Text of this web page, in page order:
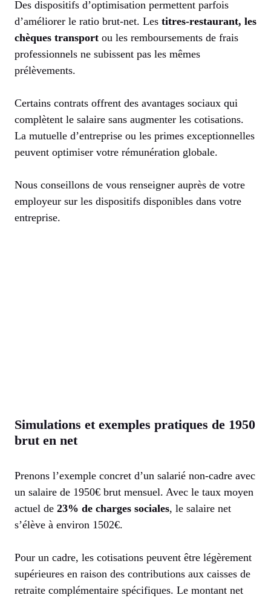
Des dispositifs d’optimisation permettent parfois
d’améliorer le ratio brut-net. Les titres-restaurant, les
chèques transport ou les remboursements de frais
professionnels ne subissent pas les mêmes
prélèvements.
Certains contrats offrent des avantages sociaux qui
complètent le salaire sans augmenter les cotisations.
La mutuelle d’entreprise ou les primes exceptionnelles
peuvent optimiser votre rémunération globale.
Nous conseillons de vous renseigner auprès de votre
employeur sur les dispositifs disponibles dans votre
entreprise.
Simulations et exemples pratiques de 1950
brut en net
Prenons l’exemple concret d’un salarié non-cadre avec
un salaire de 1950€ brut mensuel. Avec le taux moyen
actuel de 23% de charges sociales, le salaire net
s’élève à environ 1502€.
Pour un cadre, les cotisations peuvent être légèrement
supérieures en raison des contributions aux caisses de
retraite complémentaire spécifiques. Le montant net